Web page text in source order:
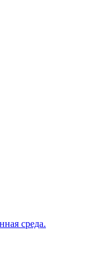
среда.